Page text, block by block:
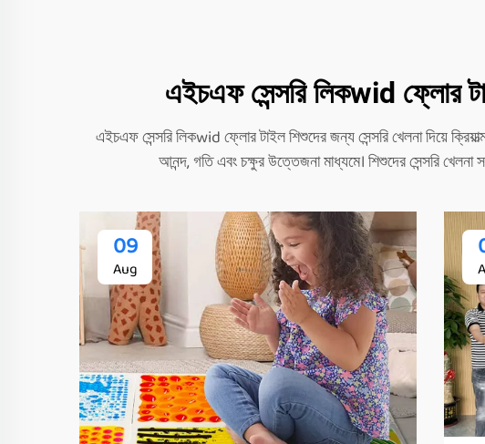
এইচএফ সেন্সরি লিকwid ফ্লোর
এইচএফ সেন্সরি লিকwid ফ্লোর টাইল শিশুদের জন্য সেন্সরি খেলনা দিয়ে
আনন্দ, গতি এবং চক্ষুর উত্তেজনা মাধ্যমে। শিশুদের সেন্সরি খেলনা
09
Aug